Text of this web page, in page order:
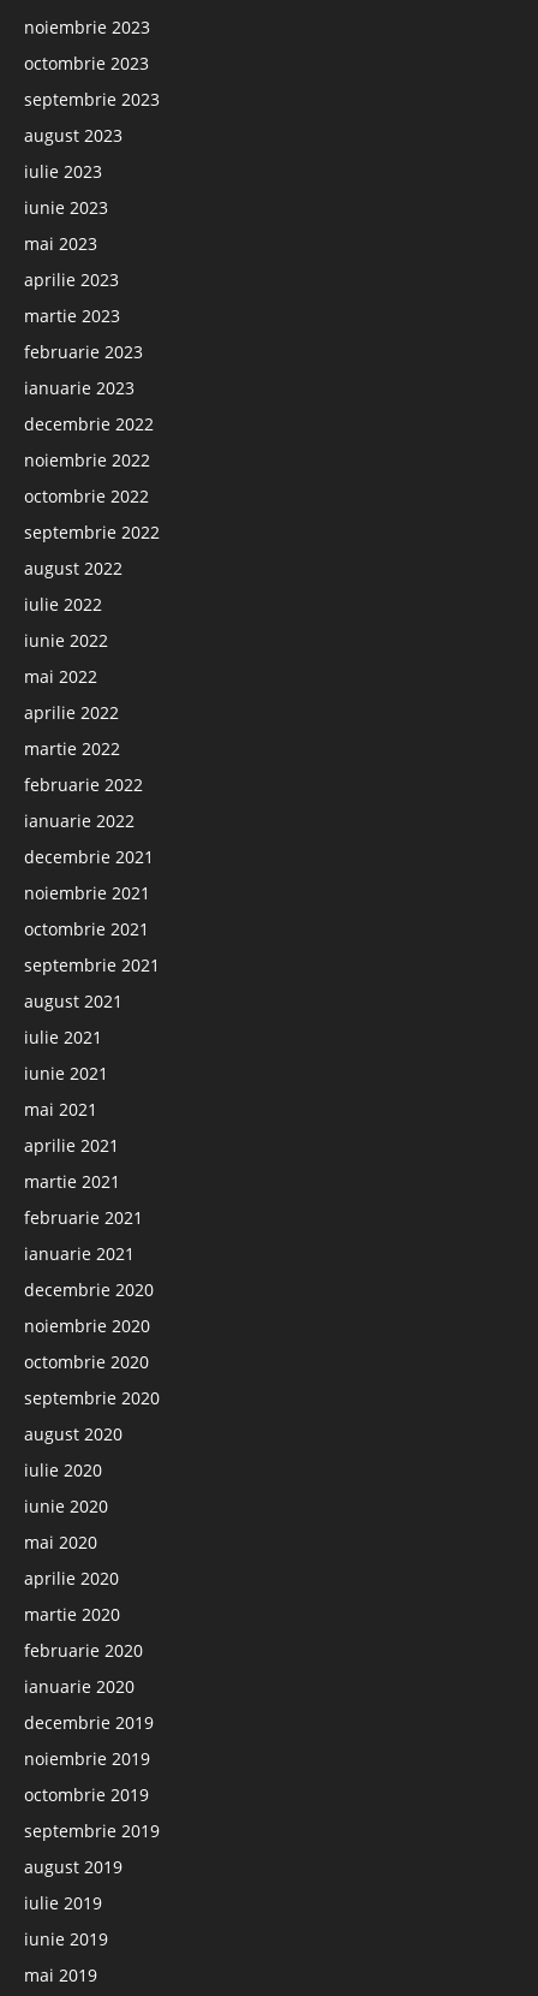
noiembrie 2023
octombrie 2023
septembrie 2023
august 2023
iulie 2023
iunie 2023
mai 2023
aprilie 2023
martie 2023
februarie 2023
ianuarie 2023
decembrie 2022
noiembrie 2022
octombrie 2022
septembrie 2022
august 2022
iulie 2022
iunie 2022
mai 2022
aprilie 2022
martie 2022
februarie 2022
ianuarie 2022
decembrie 2021
noiembrie 2021
octombrie 2021
septembrie 2021
august 2021
iulie 2021
iunie 2021
mai 2021
aprilie 2021
martie 2021
februarie 2021
ianuarie 2021
decembrie 2020
noiembrie 2020
octombrie 2020
septembrie 2020
august 2020
iulie 2020
iunie 2020
mai 2020
aprilie 2020
martie 2020
februarie 2020
ianuarie 2020
decembrie 2019
noiembrie 2019
octombrie 2019
septembrie 2019
august 2019
iulie 2019
iunie 2019
mai 2019